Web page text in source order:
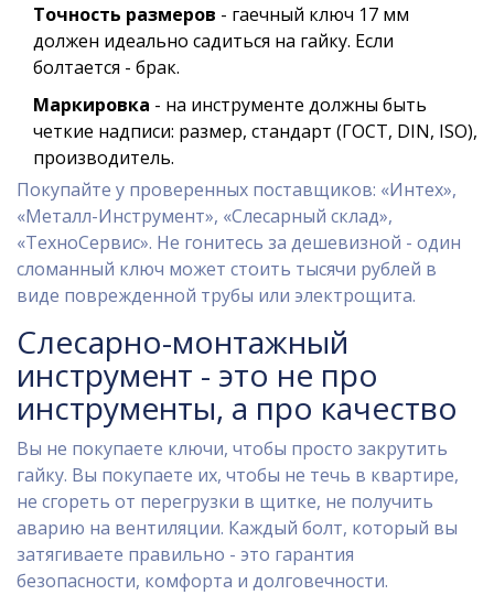
Точность размеров - гаечный ключ 17 мм
должен идеально садиться на гайку. Если
болтается - брак.
Маркировка - на инструменте должны быть
четкие надписи: размер, стандарт (ГОСТ, DIN, ISO),
производитель.
Покупайте у проверенных поставщиков: «Интех»,
«Металл-Инструмент», «Слесарный склад»,
«ТехноСервис». Не гонитесь за дешевизной - один
сломанный ключ может стоить тысячи рублей в
виде поврежденной трубы или электрощита.
Слесарно-монтажный
инструмент - это не про
инструменты, а про качество
Вы не покупаете ключи, чтобы просто закрутить
гайку. Вы покупаете их, чтобы не течь в квартире,
не сгореть от перегрузки в щитке, не получить
аварию на вентиляции. Каждый болт, который вы
затягиваете правильно - это гарантия
безопасности, комфорта и долговечности.